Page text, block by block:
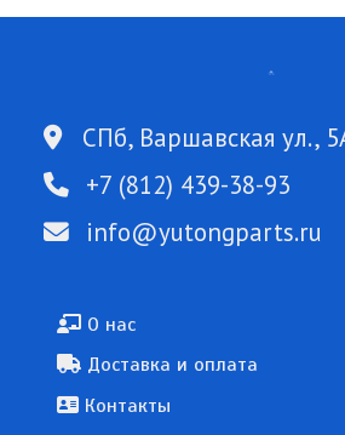
СПб, Варшавская ул.,
+7 (812) 439-38-93
info@yutongparts.ru
Подвал
О нас
Доставка и оплата
Контакты